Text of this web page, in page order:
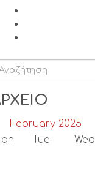
February 2025
Tue Wed